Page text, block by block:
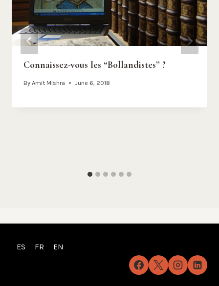
Connaissez-vous les “Bollandistes” ?
By Amit Mishra June 6, 2018
ES FR EN